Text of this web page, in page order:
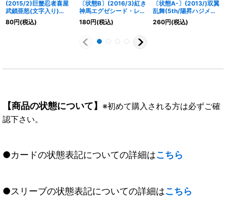
(2015/2)巨蟹忍者喜屋
武鎖亜怒(文字入り)
【PX】{PX15-03}
《緑》
80円(税込)
〔状態B〕(2016/3)紅き
神馬エグゼシード・レッ
ド(文字入り)【X】
{SJ16-01}《赤》
180円(税込)
〔状態A-〕(2013/)双翼
乱舞(5th/陽昇ハジメイ
ラスト)【C】{SD06-
013}《赤》
260円(税込)
【商品の状態について】 ※初めて購入される方は必ずご確
認下さい。
●カードの状態表記についての詳細はこちら
●スリーブの状態表記についての詳細はこちら